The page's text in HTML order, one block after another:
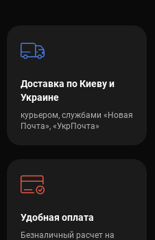
Доставка по Киеву и
Украине
курьером, службами «Новая
Почта», «УкрПочта»
Удобная оплата
Безналичный расчет на